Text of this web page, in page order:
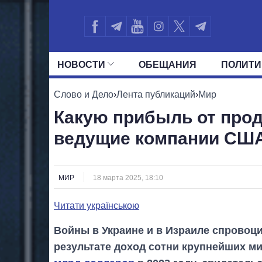
НОВОСТИ ОБЕЩАНИЯ
ВСЕ ПОЛИТИКИ ПРЕЗИДЕНТ И
Слово и Дело›Лента публикаций›Мир
Какую прибыль от
ведущие компании
МИР 18 марта 2025, 18:10
Читати українською
Войны в Украине и в Израиле
результате доход сотни крупнейших